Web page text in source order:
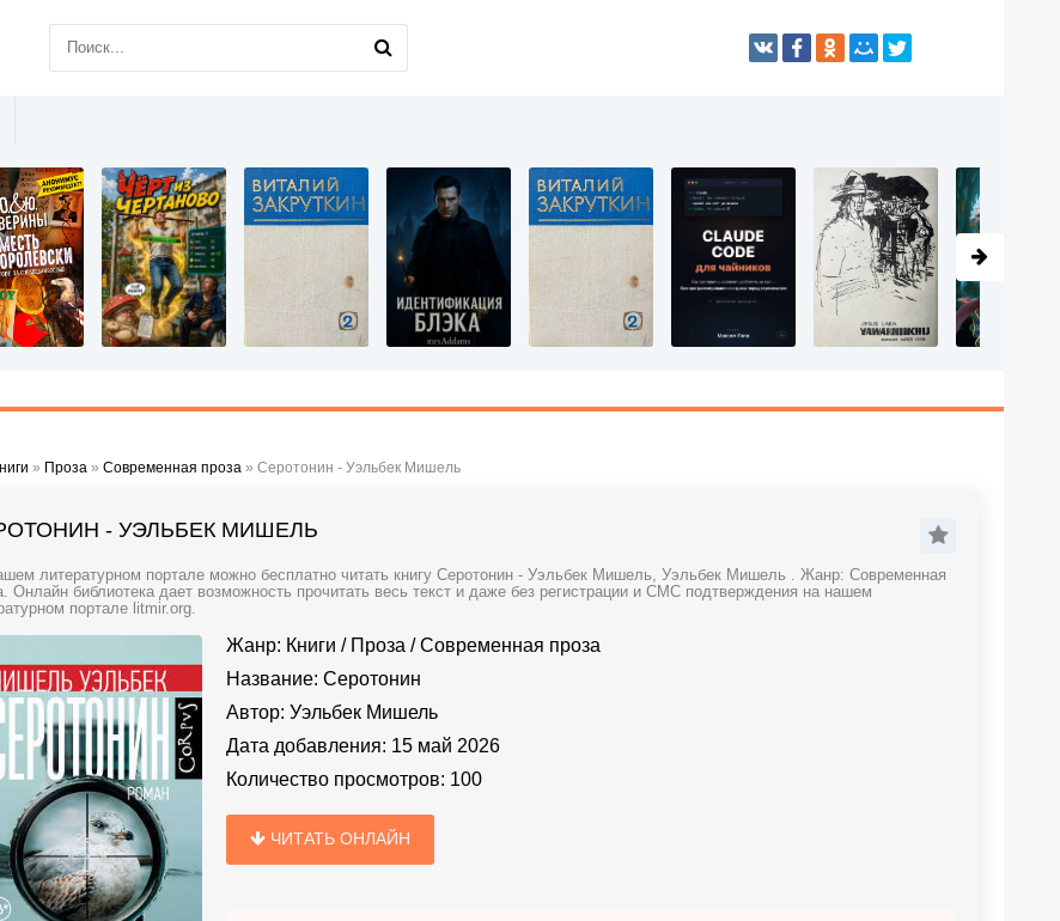
» Проза » Современная проза » Серотонин - Уэльбек Мишель
- УЭЛЬБЕК МИШЕЛЬ
литературном портале можно бесплатно читать книгу Серотонин - Уэльбек Мишель, Уэльбек Мишель . Жанр: Современная
Онлайн библиотека дает возможность прочитать весь текст и даже без регистрации и СМС подтверждения на нашем
портале litmir.org.
Жанр: Книги / Проза /Современная проза
Название: Серотонин
Автор: Уэльбек Мишель
Дата добавления: 15 май 2026
Количество просмотров: 100
ЧИТАТЬ ОНЛАЙН